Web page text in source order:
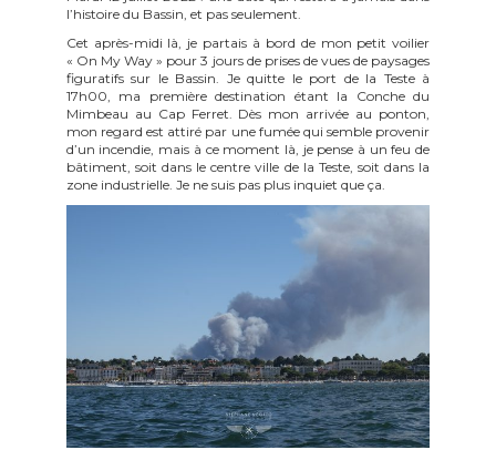
l’histoire du Bassin, et pas seulement.
Cet après-midi là, je partais à bord de mon petit voilier
« On My Way » pour 3 jours de prises de vues de paysages
figuratifs sur le Bassin. Je quitte le port de la Teste à
17h00, ma première destination étant la Conche du
Mimbeau au Cap Ferret. Dès mon arrivée au ponton,
mon regard est attiré par une fumée qui semble provenir
d’un incendie, mais à ce moment là, je pense à un feu de
bâtiment, soit dans le centre ville de la Teste, soit dans la
zone industrielle. Je ne suis pas plus inquiet que ça.